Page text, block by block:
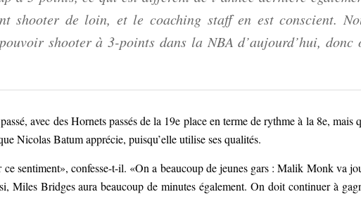
shooter de loin, et le coaching staff en est conscient.
shooter à 3-points dans la NBA d’aujourd’hui, donc
avec des Hornets passés de la 19e place en terme de rythme à la 8e, mais
Nicolas Batum apprécie, puisqu’elle utilise ses qualités.
ce sentiment», confesse-t-il. «On a beaucoup de jeunes gars : Malik Monk va
Miles Bridges aura beaucoup de minutes également. On doit continuer à